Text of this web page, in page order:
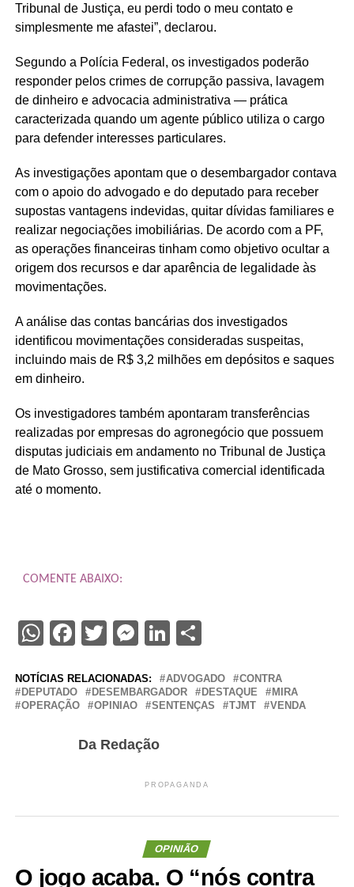
Tribunal de Justiça, eu perdi todo o meu contato e
simplesmente me afastei”, declarou.
Segundo a Polícia Federal, os investigados poderão
responder pelos crimes de corrupção passiva, lavagem
de dinheiro e advocacia administrativa — prática
caracterizada quando um agente público utiliza o cargo
para defender interesses particulares.
As investigações apontam que o desembargador contava
com o apoio do advogado e do deputado para receber
supostas vantagens indevidas, quitar dívidas familiares e
realizar negociações imobiliárias. De acordo com a PF,
as operações financeiras tinham como objetivo ocultar a
origem dos recursos e dar aparência de legalidade às
movimentações.
A análise das contas bancárias dos investigados
identificou movimentações consideradas suspeitas,
incluindo mais de R$ 3,2 milhões em depósitos e saques
em dinheiro.
Os investigadores também apontaram transferências
realizadas por empresas do agronegócio que possuem
disputas judiciais em andamento no Tribunal de Justiça
de Mato Grosso, sem justificativa comercial identificada
até o momento.
COMENTE ABAIXO:
WhatsApp
Facebook
TwitterMessenger
LinkedIn
NOTÍCIAS RELACIONADAS: ADVOGADO
CONTRA
DEPUTADO
DESEMBARGADOR DESTAQUE
MIRA
OPERAÇÃO
OPINIAO SENTENÇAS TJMT VENDA
Da Redação
PROPAGANDA
OPINIÃO
O jogo acaba. O “nós contra